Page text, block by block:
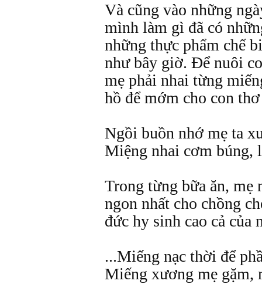
Và cũng vào những
mình làm gì đã có
những thực phẩm chế
như bây giờ. Để nuôi
mẹ phải nhai từng
hồ để mớm cho con
Ngồi buồn nhớ mẹ ta
Miệng nhai cơm búng,
Trong từng bữa ăn, mẹ
ngon nhất cho chồng
đức hy sinh cao cả
...Miếng nạc thời để
Miếng xương mẹ gặm,